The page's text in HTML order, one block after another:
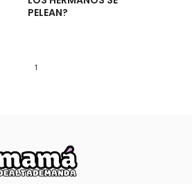
PELEAN?
1